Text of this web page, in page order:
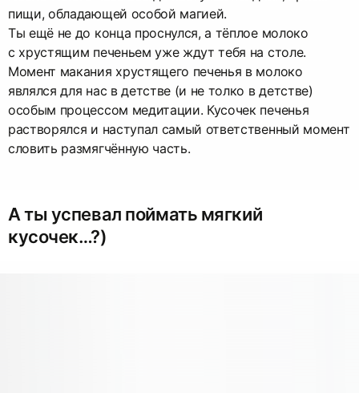
пищи, обладающей особой магией.
Ты ещё не до конца проснулся, а тёплое молоко
с хрустящим печеньем уже ждут тебя на столе.
Момент макания хрустящего печенья в молоко
являлся для нас в детстве (и не толко в детстве)
особым процессом медитации. Кусочек печенья
растворялся и наступал самый ответственный момент
словить размягчённую часть.
А ты успевал поймать мягкий
кусочек…?)